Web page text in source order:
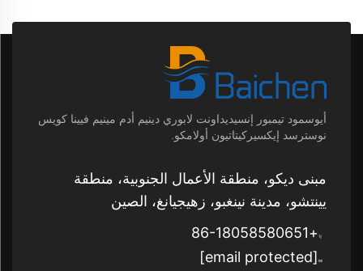
أيوسمود تيمبور إنسيديداونت لابوري دينيم أدم مينيم فيينا كويس
نوسترسد إيكسيركيتاتيون أولامكو.
مبنى ديكو، منطقة الأعمال الجنوبية، منطقة
يينتشو، مدينة نينغبو، زهيجيانغ، الصين
+86-18058580651
[email protected]